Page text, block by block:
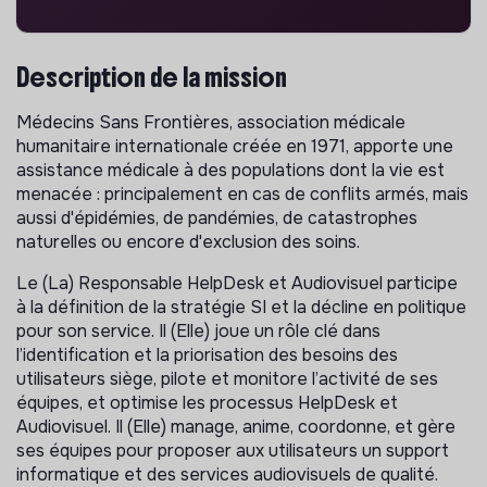
Description de la mission
Médecins Sans Frontières, association médicale
humanitaire internationale créée en 1971, apporte une
assistance médicale à des populations dont la vie est
menacée : principalement en cas de conflits armés, mais
aussi d'épidémies, de pandémies, de catastrophes
naturelles ou encore d'exclusion des soins.
Le (La) Responsable HelpDesk et Audiovisuel participe
à la définition de la stratégie SI et la décline en politique
pour son service. Il (Elle) joue un rôle clé dans
l’identification et la priorisation des besoins des
utilisateurs siège, pilote et monitore l’activité de ses
équipes, et optimise les processus HelpDesk et
Audiovisuel. Il (Elle) manage, anime, coordonne, et gère
ses équipes pour proposer aux utilisateurs un support
informatique et des services audiovisuels de qualité.